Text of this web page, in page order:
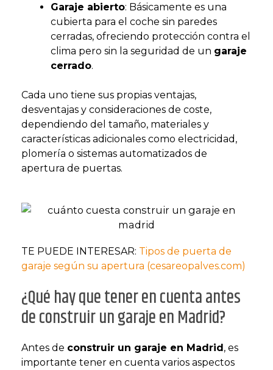
Garaje abierto: Básicamente es una
cubierta para el coche sin paredes
cerradas, ofreciendo protección contra el
clima pero sin la seguridad de un garaje
cerrado.
Cada uno tiene sus propias ventajas,
desventajas y consideraciones de coste,
dependiendo del tamaño, materiales y
características adicionales como electricidad,
plomería o sistemas automatizados de
apertura de puertas​.
TE PUEDE INTERESAR: Tipos de puerta de
garaje según su apertura (cesareopalves.com)
¿Qué hay que tener en cuenta antes
de construir un garaje en Madrid?
Antes de construir un garaje en Madrid, es
importante tener en cuenta varios aspectos